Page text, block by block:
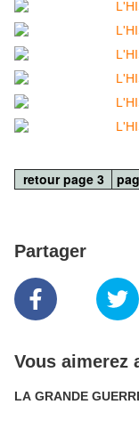
retour page 3
Partager
Vous aimerez
LA